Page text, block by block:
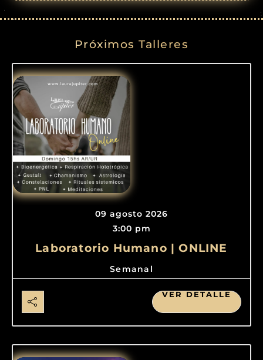
Próximos Talleres
09 agosto 2026
3:00 pm
Laboratorio Humano | ONLINE
Semanal
VER DETALLE